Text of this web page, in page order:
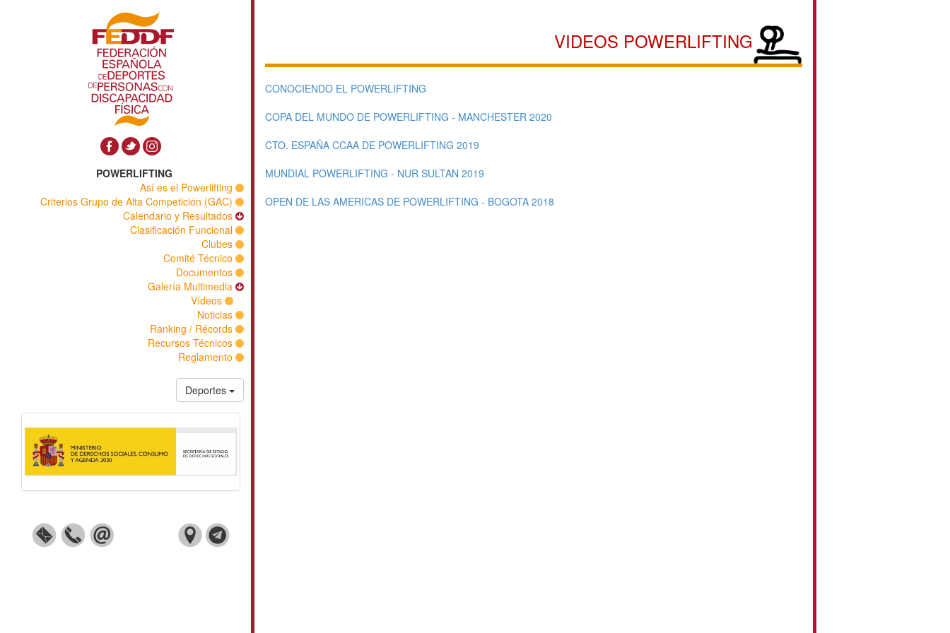
POWERLIFTING
Así es el Powerlifting
Criterios Grupo de Alta Competición (GAC)
Calendario y Resultados
Clasificación Funcional
Clubes
Comité Técnico
Documentos
Galería Multimedia
Vídeos
Noticias
Ranking / Récords
Recursos Técnicos
Reglamento
Deportes
VIDEOS POWERLIFTING
CONOCIENDO EL POWERLIFTING
COPA DEL MUNDO DE POWERLIFTING - MANCHESTER 2020
CTO. ESPAÑA CCAA DE POWERLIFTING 2019
MUNDIAL POWERLIFTING - NUR SULTAN 2019
OPEN DE LAS AMERICAS DE POWERLIFTING - BOGOTA 2018